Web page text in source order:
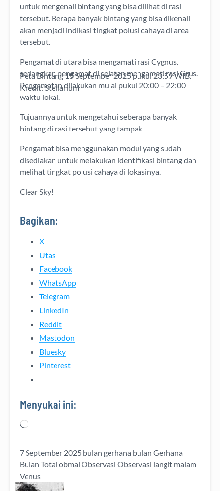
Peta Bintang 15 September 2025 pukul 23:59 WIB.
Kredit: Stellarium
untuk mengenali bintang yang bisa dilihat di rasi
tersebut. Berapa banyak bintang yang bisa dikenali
akan menjadi indikasi tingkat polusi cahaya di area
tersebut.
Pengamat di utara bisa mengamati rasi Cygnus,
sedangkan pengamat di selatan mengamatirasi Grus.
Pengamatan dilakukan mulai pukul 20:00 – 22:00
waktu lokal.
Tujuannya untuk mengetahui seberapa banyak
bintang di rasi tersebut yang tampak.
Pengamat bisa menggunakan modul yang sudah
disediakan untuk melakukan identifikasi bintang dan
melihat tingkat polusi cahaya di lokasinya.
Clear Sky!
Bagikan:
X
Utas
Facebook
WhatsApp
Telegram
LinkedIn
Reddit
Mastodon
Bluesky
Pinterest
Menyukai ini:
Memuat...
7 September 2025 bulan gerhana bulan Gerhana
Bulan Total obmal Observasi Observasi langit malam
Venus